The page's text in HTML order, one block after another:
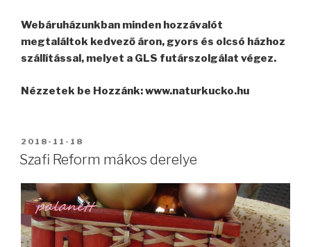
Webáruházunkban minden hozzávalót
megtaláltok kedvező áron, gyors és olcsó házhoz
szállítással, melyet a GLS futárszolgálat végez.
Nézzetek be Hozzánk: www.naturkucko.hu
BEKÜLDVE:
2018-11-18
Szafi Reform mákos derelye